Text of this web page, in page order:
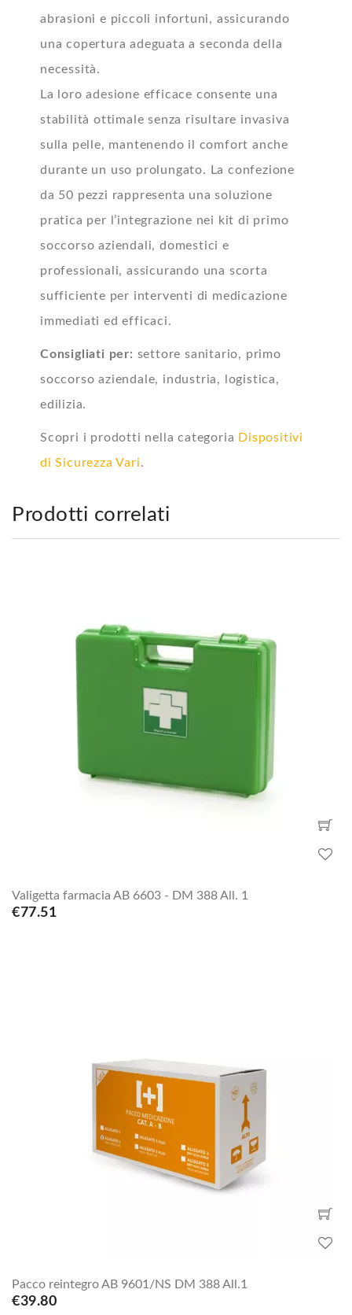
abrasioni e piccoli infortuni, assicurando
una copertura adeguata a seconda della
necessità.
La loro adesione efficace consente una
stabilità ottimale senza risultare invasiva
sulla pelle, mantenendo il comfort anche
durante un uso prolungato. La confezione
da 50 pezzi rappresenta una soluzione
pratica per l’integrazione nei kit di primo
soccorso aziendali, domestici e
professionali, assicurando una scorta
sufficiente per interventi di medicazione
immediati ed efficaci.
Consigliati per: settore sanitario, primo
soccorso aziendale, industria, logistica,
edilizia.
Scopri i prodotti nella categoria Dispositivi
di Sicurezza Vari.
Prodotti correlati
Valigetta farmacia AB 6603 - DM 388 All. 1
€77.51
Pacco reintegro AB 9601/NS DM 388 All.1
€39.80